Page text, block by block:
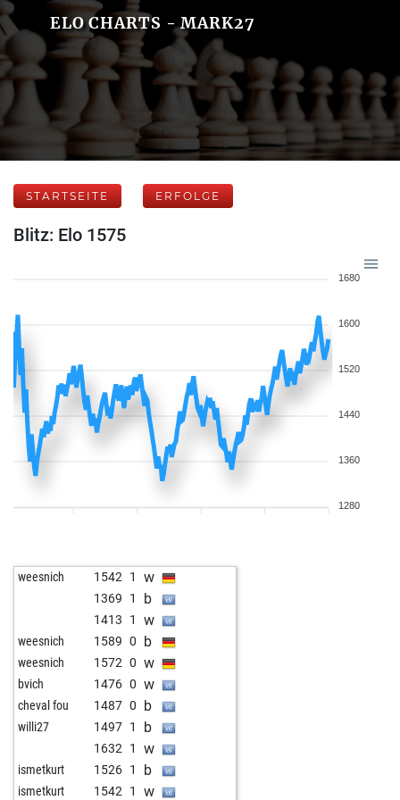
ELO CHARTS - MARK27
STARTSEITE ERFOLGE
Blitz: Elo 1575
1680
1600
1520
1440
1360
1280
weesnich 1542 1 w
1369 1 b
1413 1 w
weesnich 1589 0 b
weesnich 1572 0 w
bvich 1476 0 w
cheval fou 1487 0 b
willi27 1497 1 b
1632 1 w
ismetkurt 1526 1 b
ismetkurt 1542 1 w